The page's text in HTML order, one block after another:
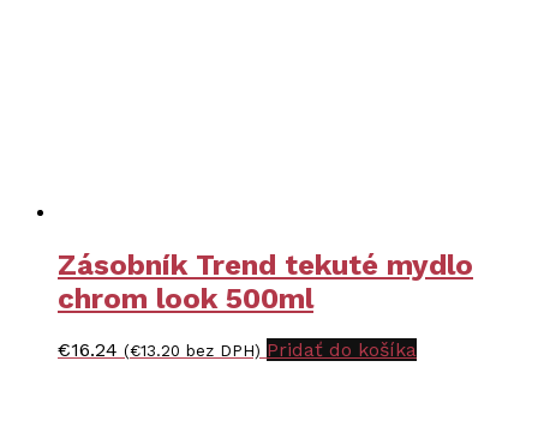
Zásobník Trend tekuté mydlo
chrom look 500ml
€16.24 (€13.20 bez DPH) Pridať do košíka